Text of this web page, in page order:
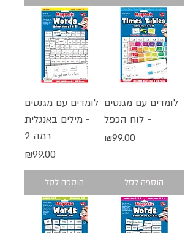
לומדים עם מגנטים
- לוח הכפל
מחיר
₪99.00
הוספה לסל
לומדים עם מגנטים
- מילים באנגלית
רמה 2
מחיר
₪99.00
הוספה לסל